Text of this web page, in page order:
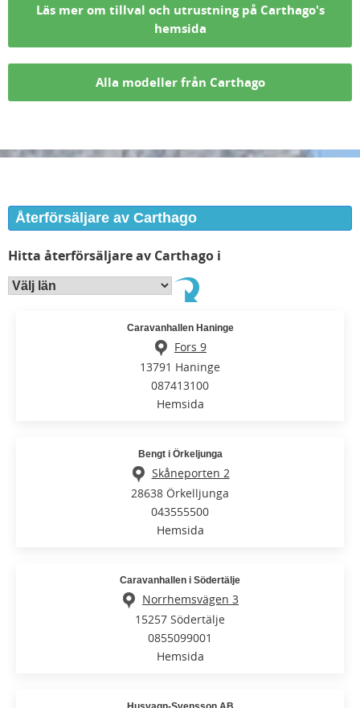
Läs mer om tillval och utrustning på Carthago's
hemsida
Alla modeller från Carthago
Återförsäljare av Carthago
Hitta återförsäljare av Carthago i
Caravanhallen Haninge
Fors 9
13791 Haninge
087413100
Hemsida
Bengt i Örkeljunga
Skåneporten 2
28638 Örkelljunga
043555500
Hemsida
Caravanhallen i Södertälje
Norrhemsvägen 3
15257 Södertälje
0855099001
Hemsida